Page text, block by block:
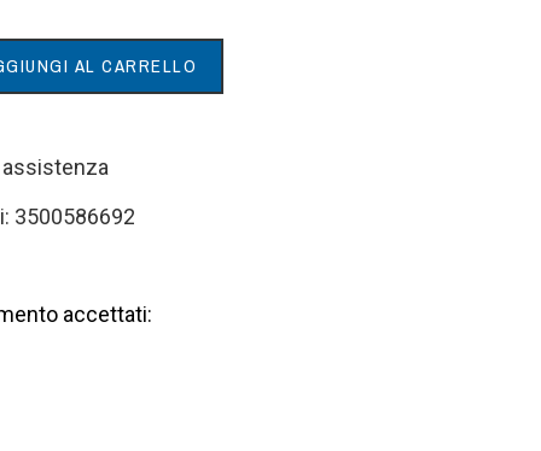
AL CARRELLO
3500586692
accettati: